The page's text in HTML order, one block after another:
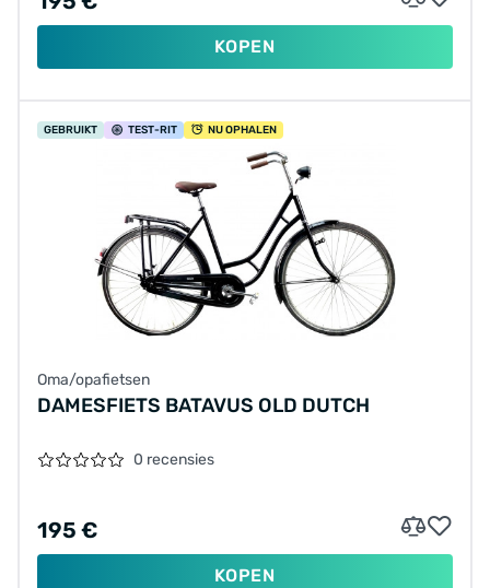
KOPEN
GEBRUIKT TEST-RIT NU OPHALEN
Oma/opafietsen
DAMESFIETS BATAVUS OLD DUTCH
0 recensies
195 €
KOPEN